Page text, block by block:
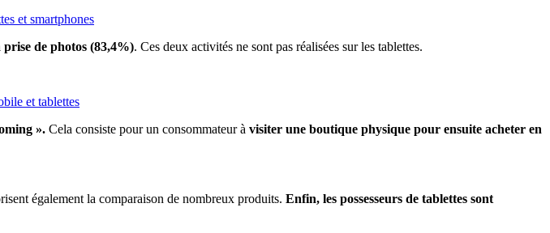
de photos (83,4%). Ces deux activités ne sont pas réalisées sur les tablettes.
». Cela consiste pour un consommateur à visiter une boutique physique pour ensuite acheter en
également la comparaison de nombreux produits. Enfin, les possesseurs de tablettes sont